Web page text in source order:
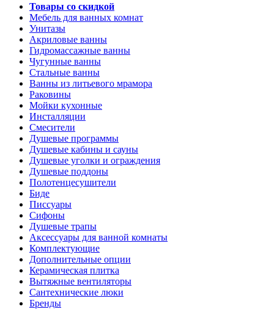
Товары со скидкой
Мебель для ванных комнат
Унитазы
Акриловые ванны
Гидромассажные ванны
Чугунные ванны
Стальные ванны
Ванны из литьевого мрамора
Раковины
Мойки кухонные
Инсталляции
Смесители
Душевые программы
Душевые кабины и сауны
Душевые уголки и ограждения
Душевые поддоны
Полотенцесушители
Биде
Писсуары
Сифоны
Душевые трапы
Аксессуары для ванной комнаты
Комплектующие
Дополнительные опции
Керамическая плитка
Вытяжные вентиляторы
Сантехнические люки
Бренды